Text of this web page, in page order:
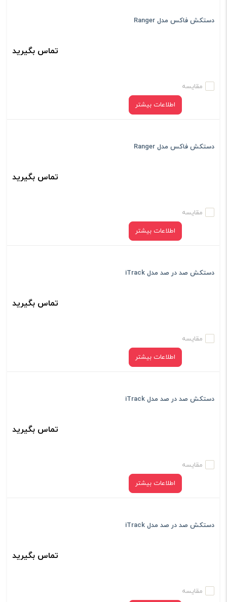
دستکش فاکس مدل Ranger
تماس بگیرید
مقایسه
اطلاعات بیشتر
دستکش فاکس مدل Ranger
تماس بگیرید
مقایسه
اطلاعات بیشتر
دستکش صد در صد مدل iTrack
تماس بگیرید
مقایسه
اطلاعات بیشتر
دستکش صد در صد مدل iTrack
تماس بگیرید
مقایسه
اطلاعات بیشتر
دستکش صد در صد مدل iTrack
تماس بگیرید
مقایسه